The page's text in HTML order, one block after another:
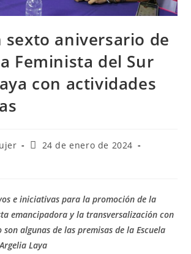
sexto aniversario de
Feminista del Sur
con actividades
24 de enero de 2024
e iniciativas para la promoción de la
emancipadora y la transversalización con
son algunas de las premisas de la Escuela
Laya